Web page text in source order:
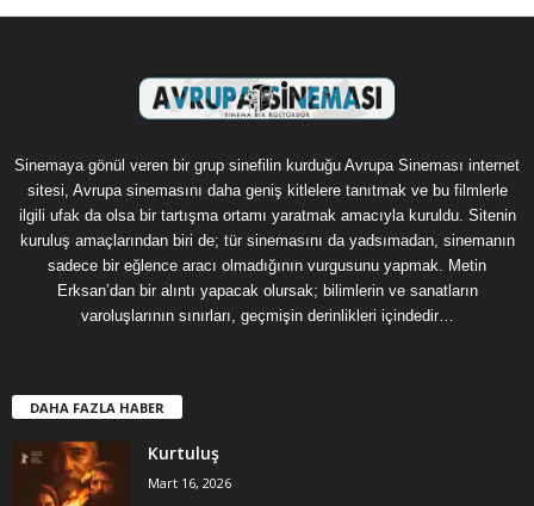
Sinemaya gönül veren bir grup sinefilin kurduğu Avrupa Sineması internet
sitesi, Avrupa sinemasını daha geniş kitlelere tanıtmak ve bu filmlerle
ilgili ufak da olsa bir tartışma ortamı yaratmak amacıyla kuruldu. Sitenin
kuruluş amaçlarından biri de; tür sinemasını da yadsımadan, sinemanın
sadece bir eğlence aracı olmadığının vurgusunu yapmak. Metin
Erksan’dan bir alıntı yapacak olursak; bilimlerin ve sanatların
varoluşlarının sınırları, geçmişin derinlikleri içindedir…
DAHA FAZLA HABER
Kurtuluş
Mart 16, 2026